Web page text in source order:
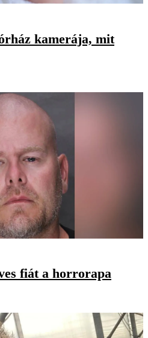
kamerája, mit
fiát a horrorapa